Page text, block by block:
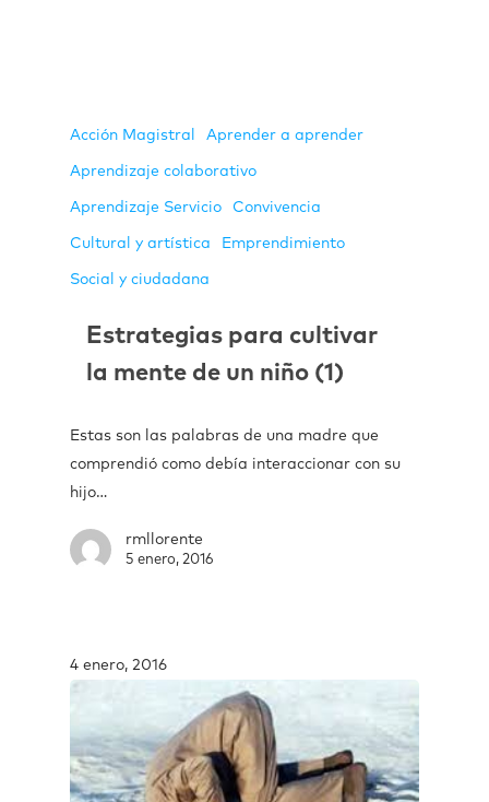
Acción Magistral Aprender a aprender
Aprendizaje colaborativo
Aprendizaje Servicio Convivencia
Cultural y artística Emprendimiento
Social y ciudadana
Estrategias para cultivar
la mente de un niño (1)
Estas son las palabras de una madre que
comprendió como debía interaccionar con su
hijo…
rmllorente
5 enero, 2016
4 enero, 2016